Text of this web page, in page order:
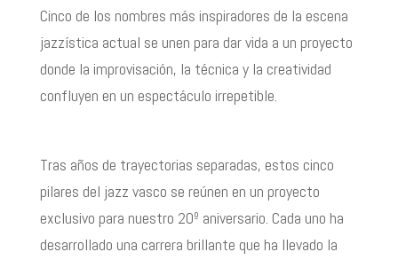
Cinco de los nombres más inspiradores de la escena
jazzística actual se unen para dar vida a un proyecto
donde la improvisación, la técnica y la creatividad
confluyen en un espectáculo irrepetible.
Tras años de trayectorias separadas, estos cinco
pilares del jazz vasco se reúnen en un proyecto
exclusivo para nuestro 20º aniversario. Cada uno ha
desarrollado una carrera brillante que ha llevado la